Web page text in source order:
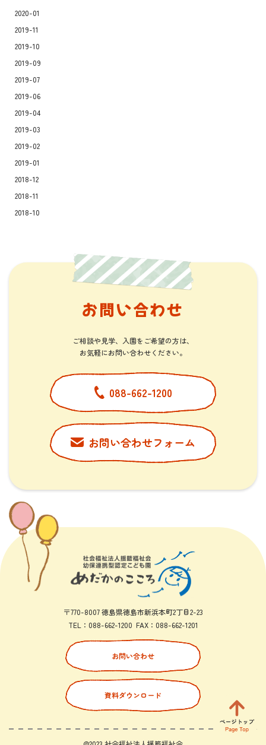
2020-01
2019-11
2019-10
2019-09
2019-07
2019-06
2019-04
2019-03
2019-02
2019-01
2018-12
2018-11
2018-10
お問い合わせ
ご相談や見学、入園をご希望の方は、
​​​​​​​お気軽にお問い合わせください。
088-662-1200
お問い合わせフォーム
〒770-8007 徳島県徳島市新浜本町2丁目2-23
TEL： 088-662-1200 FAX： 088-662-1201
お問い合わせ
資料ダウンロード